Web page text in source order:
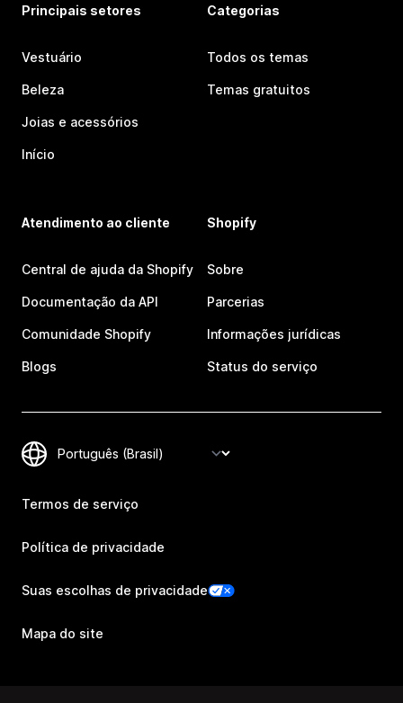
Principais setores
Vestuário
Beleza
Joias e acessórios
Início
Categorias
Todos os temas
Temas gratuitos
Atendimento ao cliente
Central de ajuda da Shopify
Documentação da API
Comunidade Shopify
Blogs
Shopify
Sobre
Parcerias
Informações jurídicas
Status do serviço
Termos de serviço
Política de privacidade
Suas escolhas de privacidade
Mapa do site